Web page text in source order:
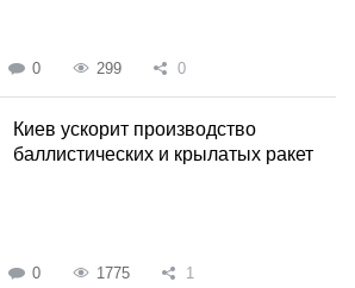
0 299 0
Киев ускорит производство
баллистических и крылатых ракет
0 1775 1